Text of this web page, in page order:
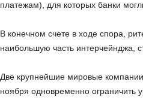
платежам), для которых банки
В конечном счете в ходе спора,
наибольшую часть интерчейнджа,
Две крупнейшие мировые
ноября одновременно ограничить